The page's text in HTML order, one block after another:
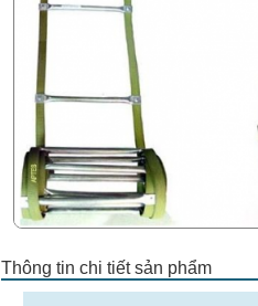
Thông tin chi tiết sản phẩm